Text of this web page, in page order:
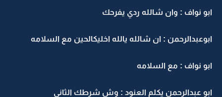
ابو نواف : وان شالله ردي يفرحك
ابوعبدالرحمن : ان شالله يالله اخليكالحين مع السلامه
ابو نواف : مع السلامه
ابو عبدالرحمن يكلم العنود : وش شرطك الثاني